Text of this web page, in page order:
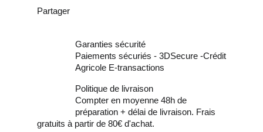
Partager
Garanties sécurité
Paiements sécuriés - 3DSecure -Crédit
Agricole E-transactions
Politique de livraison
Compter en moyenne 48h de
préparation + délai de livraison. Frais
gratuits à partir de 80€ d'achat.